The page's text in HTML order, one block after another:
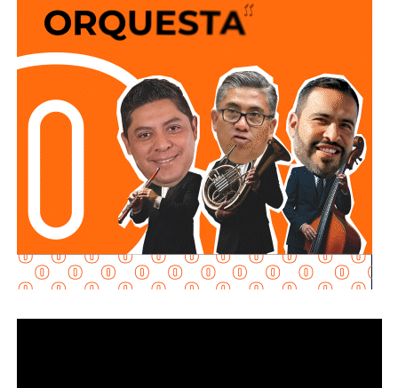
Explicó que la propuesta se desarrolla en dos vertientes
principales: e stablecer de manera objetiva
determinadas conductas evasivas del deudor
alimentario
y penalizar la coparticipación de terceras
personas que, con conocimiento de la obligación
existente, contribuyan a impedir su cumplimiento.
La diputada María Dolores Robles Chairez destacó que la
modificación busca brindar mayores herramientas jurídicas
para proteger el derecho de niñas, niños y demás
personas acreedoras alimentarias, evitando que
maniobras de carácter patrimonial sean utilizadas para
establecidas por la autoridad judicial.